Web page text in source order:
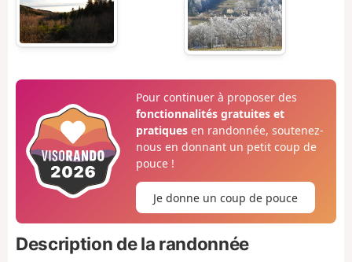
Pour continuer à proposer des
fonctionnalités gratuites et
pratiquesen randonnée, soutenez-
nous en donnant un petit coup de
pouce !
Je donne un coup de pouce
Description de la randonnée